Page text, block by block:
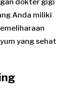
dokter gigi
Anda miliki
yang sehat